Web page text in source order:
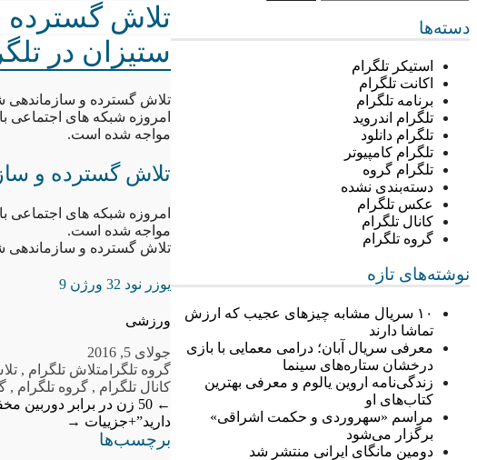
دسته‌ها
استیکر تلگرام
اکانت تلگرام
برنامه تلگرام
تلگرام اندروید
تلگرام دانلود
تلگرام کامپیوتر
تلگرام گروه
دسته‌بندی نشده
عکس تلگرام
کانال تلگرام
گروه تلگرام
نوشته‌های تازه
۱۰ سریال مشابه چیزهای عجیب که ارزش
تماشا دارند
معرفی سریال آبان؛ درامی معمایی با بازی
درخشان ستاره‌های سینما
زندگی‌نامه اروین یالوم و معرفی بهترین
کتاب‌های او
مراسم «سهروردی و حکمت اشراقی»
برگزار می‌شود
دومین مانگای ایرانی منتشر شد
تلاش گسترده
ستیزان در
تلاش گسترده و سازماندهی
امروزه شبکه های اجتماعی
مواجه شده است.
تلاش گسترده و
امروزه شبکه های اجتماعی
مواجه شده است.
تلاش گسترده و سازماندهی
یوزر نود 32 ورژن 9
ورزشی
جولای 5, 2016
گروه تلگرامتلاش تلگرام ,
کانال تلگرام , گروه تلگرام ,
←
دارید”+جزییات →
برچسب‌ها